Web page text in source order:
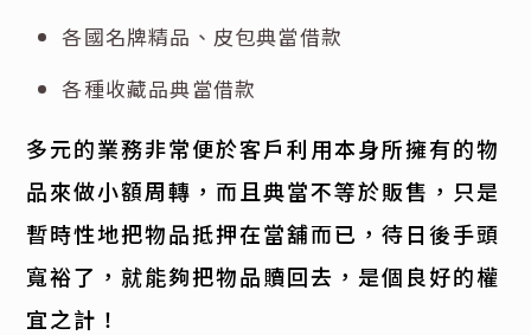
各國名牌精品、皮包典當借款
各種收藏品典當借款
多元的業務非常便於客戶利用本身所擁有的物
品來做小額周轉，而且典當不等於販售，只是
暫時性地把物品抵押在當舖而已，待日後手頭
寬裕了，就能夠把物品贖回去，是個良好的權
宜之計！